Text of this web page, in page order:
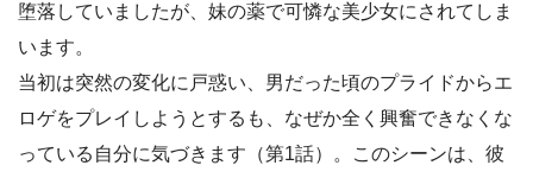
堕落していましたが、妹の薬で可憐な美少女にされてしま
います。
当初は突然の変化に戸惑い、男だった頃のプライドからエ
ロゲをプレイしようとするも、なぜか全く興奮できなくな
っている自分に気づきます（第1話）。このシーンは、彼